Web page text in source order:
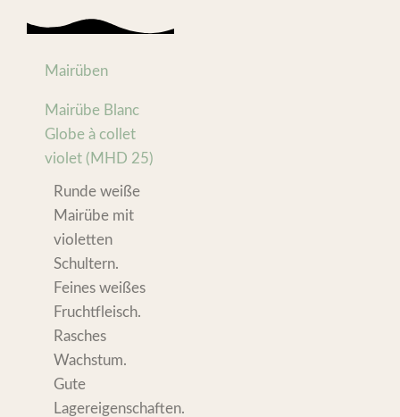
Mairüben
Mairübe Blanc
Globe à collet
violet (MHD 25)
Runde weiße
Mairübe mit
violetten
Schultern.
Feines weißes
Fruchtfleisch.
Rasches
Wachstum.
Gute
Lagereigenschaften.